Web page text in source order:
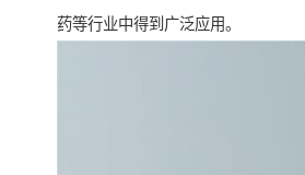
药等行业中得到广泛应用。